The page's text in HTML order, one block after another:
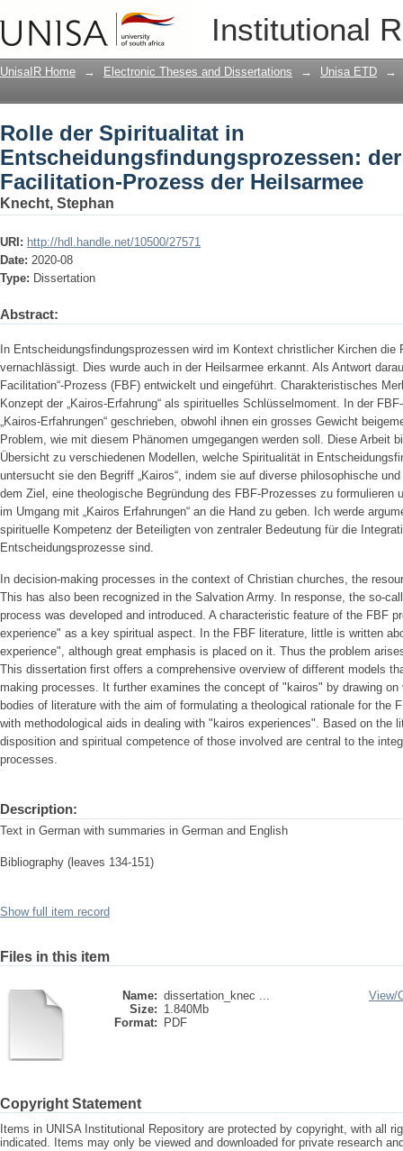
Institutional
Rolle der Spiritualitat in
Facilitation-Prozess der Heilsarmee
UnisaIR Home → Electronic Theses and Dissertations → Unisa ETD →
Rolle der Spiritualitat in
Entscheidungsfindungsprozessen:
Facilitation-Prozess der Heilsarmee
Knecht, Stephan
URI: http://hdl.handle.net/10500/27571
Date: 2020-08
Type: Dissertation
Abstract:
In Entscheidungsfindungsprozessen wird im Kontext christlicher Kirchen
vernachlässigt. Dies wurde auch in der Heilsarmee erkannt. Als Antwort
Facilitation“-Prozess (FBF) entwickelt und eingeführt. Charakteristisches
Konzept der „Kairos-Erfahrung“ als spirituelles Schlüsselmoment. In der
„Kairos-Erfahrungen“ geschrieben, obwohl ihnen ein grosses Gewicht
Problem, wie mit diesem Phänomen umgegangen werden soll. Diese Arbeit
Übersicht zu verschiedenen Modellen, welche Spiritualität in
untersucht sie den Begriff „Kairos“, indem sie auf diverse philosophische
dem Ziel, eine theologische Begründung des FBF-Prozesses zu formulieren
im Umgang mit „Kairos Erfahrungen“ an die Hand zu geben. Ich werde
spirituelle Kompetenz der Beteiligten von zentraler Bedeutung für die
Entscheidungsprozesse sind.
In decision-making processes in the context of Christian churches, the
This has also been recognized in the Salvation Army. In response, the so-
process was developed and introduced. A characteristic feature of the FBF
experience" as a key spiritual aspect. In the FBF literature, little is written
experience", although great emphasis is placed on it. Thus the problem
This dissertation first offers a comprehensive overview of different models
making processes. It further examines the concept of "kairos" by drawing
bodies of literature with the aim of formulating a theological rationale for the
with methodological aids in dealing with "kairos experiences". Based on the
disposition and spiritual competence of those involved are central to the
processes.
Description:
Text in German with summaries in German and English
Bibliography (leaves 134-151)
Show full item record
Files in this item
Name: dissertation_knec ...
Size: 1.840Mb
Format:
PDF
View/
Copyright Statement
Items in UNISA Institutional Repository are protected by copyright, with all
indicated. Items may only be viewed and downloaded for private research